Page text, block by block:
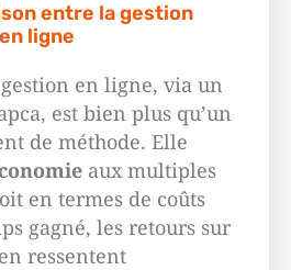
entre la gestion
ligne
en ligne, via un
est bien plus qu’un
de méthode. Elle
aux multiples
en termes de coûts
gagné, les retours sur
ressentent